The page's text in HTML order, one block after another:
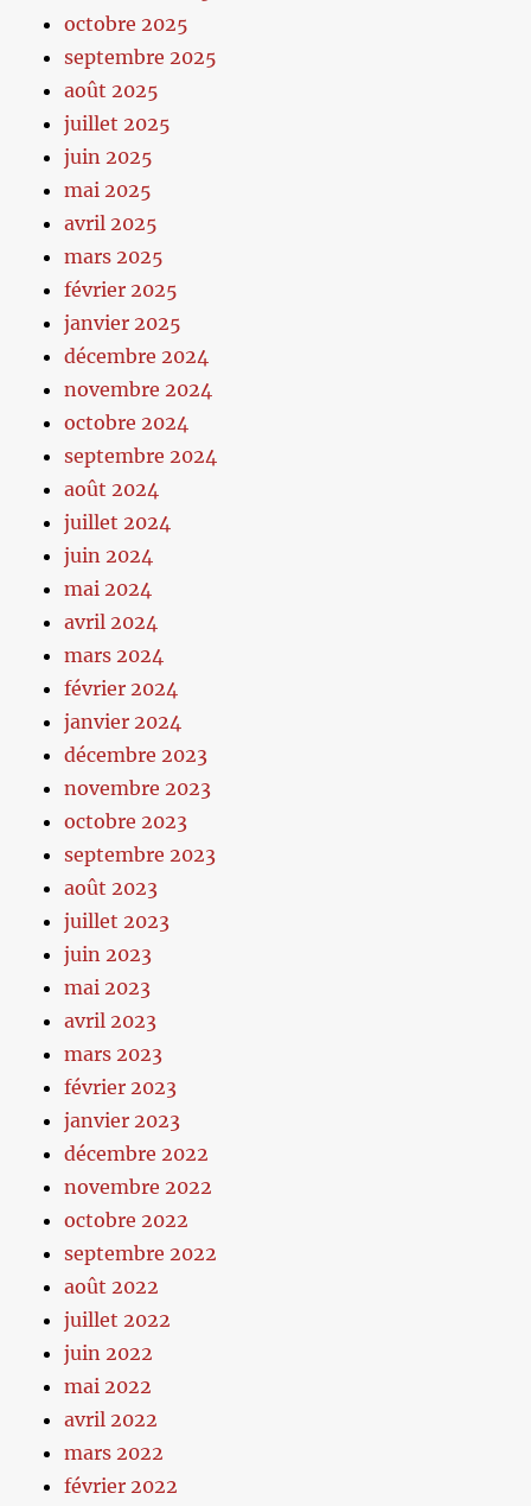
octobre 2025
septembre 2025
août 2025
juillet 2025
juin 2025
mai 2025
avril 2025
mars 2025
février 2025
janvier 2025
décembre 2024
novembre 2024
octobre 2024
septembre 2024
août 2024
juillet 2024
juin 2024
mai 2024
avril 2024
mars 2024
février 2024
janvier 2024
décembre 2023
novembre 2023
octobre 2023
septembre 2023
août 2023
juillet 2023
juin 2023
mai 2023
avril 2023
mars 2023
février 2023
janvier 2023
décembre 2022
novembre 2022
octobre 2022
septembre 2022
août 2022
juillet 2022
juin 2022
mai 2022
avril 2022
mars 2022
février 2022